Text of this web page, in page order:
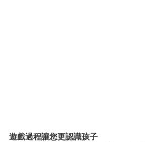
遊戲過程讓您更認識孩子